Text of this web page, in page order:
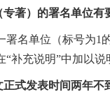
著）的署名单位有
署名单位（标号为1
“补充说明”中加以说
式发表时间两年